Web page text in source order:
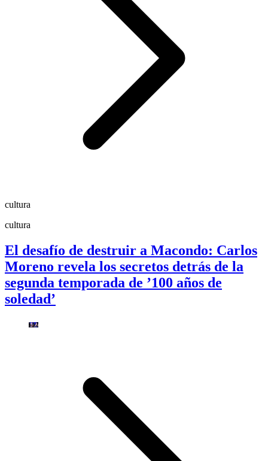
cultura
cultura
El desafío de destruir a Macondo: Carlos
Moreno revela los secretos detrás de la
segunda temporada de ’100 años de
soledad’